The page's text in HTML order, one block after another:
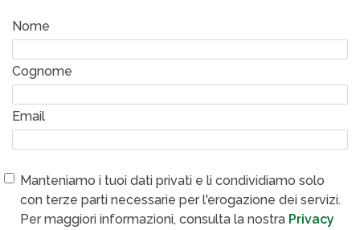
Nome
Cognome
Email
Manteniamo i tuoi dati privati e li condividiamo solo
con terze parti necessarie per l'erogazione dei servizi.
Per maggiori informazioni, consulta la nostra Privacy